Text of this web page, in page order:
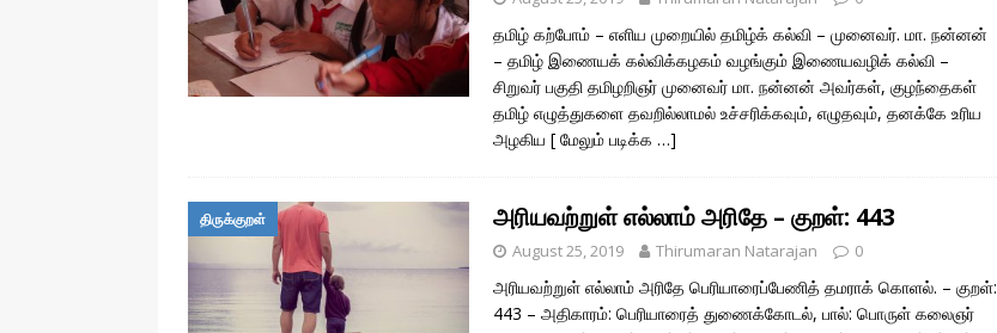
தமிழ் கற்போம் – எளிய முறையில் தமிழ்க் கல்வி – முனைவர். மா. நன்னன்
– தமிழ் இணையக் கல்விக்கழகம் வழங்கும் இணையவழிக் கல்வி –
சிறுவர் பகுதி தமிழறிஞர் முனைவர் மா. நன்னன் அவர்கள், குழந்தைகள்
தமிழ் எழுத்துகளை தவறில்லாமல் உச்சரிக்கவும், எழுதவும், தனக்கே உரிய
அழகிய [ மேலும் படிக்க …]
திருக்குறள் அரியவற்றுள் எல்லாம் அரிதே – குறள்: 443
August 25, 2019 Thirumaran Natarajan 0
அரியவற்றுள் எல்லாம் அரிதே பெரியாரைப்பேணித் தமராக் கொளல். – குறள்:
443 – அதிகாரம்: பெரியாரைத் துணைக்கோடல், பால்: பொருள் கலைஞர்